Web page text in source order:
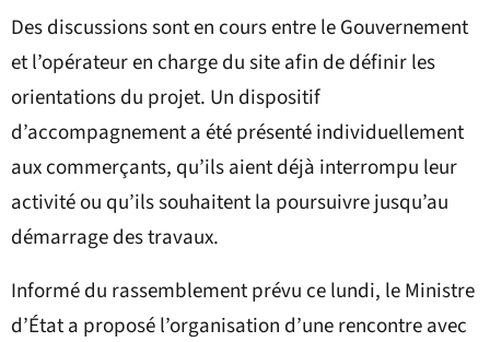
Des discussions sont en cours entre le Gouvernement
et l’opérateur en charge du site afin de définir les
orientations du projet. Un dispositif
d’accompagnement a été présenté individuellement
aux commerçants, qu’ils aient déjà interrompu leur
activité ou qu’ils souhaitent la poursuivre jusqu’au
démarrage des travaux.
Informé du rassemblement prévu ce lundi, le Ministre
d’État a proposé l’organisation d’une rencontre avec